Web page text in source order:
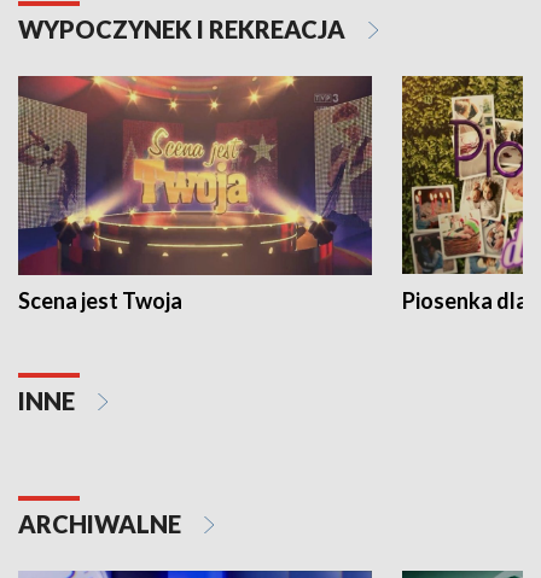
WYPOCZYNEK I REKREACJA
Scena jest Twoja Piosenka dla
INNE
ARCHIWALNE